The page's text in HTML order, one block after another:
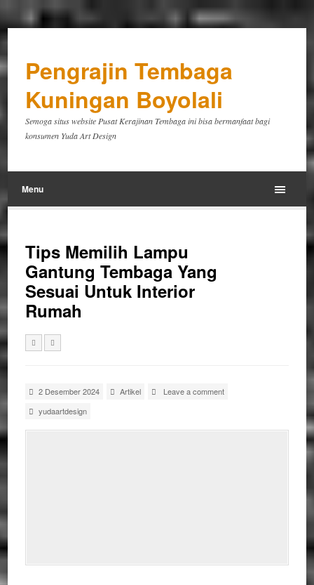
Pengrajin Tembaga
Kuningan Boyolali
Semoga situs website Pusat Kerajinan Tembaga ini bisa bermanfaat bagi
konsumen Yuda Art Design
Menu
Tips Memilih Lampu
Gantung Tembaga Yang
Sesuai Untuk Interior
Rumah
2 Desember 2024 Artikel
Leave a comment
yudaartdesign